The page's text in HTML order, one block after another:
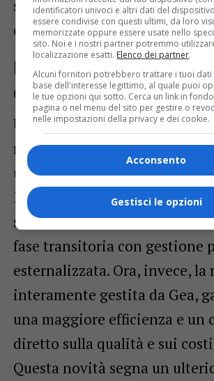
servizio sempre più efficace e
cittadini.
Definitiva la raccolta
della plastica
Un’altra importante notizia
raccolta della plastica, che
ufficialmente settimanale e
Inizialmente avviato come
sperimentale, il servizio
fase transitoria con gestione
esternalizzata. Ora, invece, la
interamente gestita da Gea,
una maggiore efficienza e un
diretto sulla qualità e sui
Questa novità segna un
identificatori univoci e altri dati del
essere condivise con questi ultimi, da loro
memorizzate oppure essere usate nello
sito. Noi e i nostri partner potremmo
localizzazione esatti. Elenco dei partner.
Alcuni fornitori potrebbero trattare i tuoi dati
base dell'interesse legittimo, al quale puoi
le tue opzioni qui sotto. Cerca un link in
pagina o nel menu del sito per gestire o
nelle impostazioni della privacy e dei cookie.
Acconsento
Gestisci le opzioni